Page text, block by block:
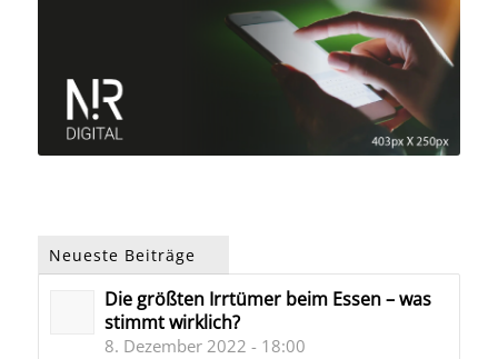
Neueste Beiträge
Die größten Irrtümer beim Essen – was
stimmt wirklich?
8. Dezember 2022 - 18:00